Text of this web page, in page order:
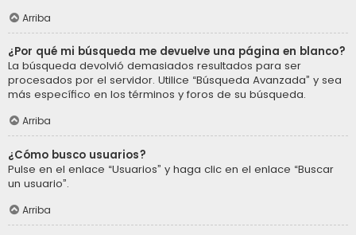
Arriba
¿Por qué mi búsqueda me devuelve una página en blanco?
La búsqueda devolvió demasiados resultados para ser
procesados por el servidor. Utilice “Búsqueda Avanzada” y sea
más específico en los términos y foros de su búsqueda.
Arriba
¿Cómo busco usuarios?
Pulse en el enlace “Usuarios” y haga clic en el enlace “Buscar
un usuario”.
Arriba